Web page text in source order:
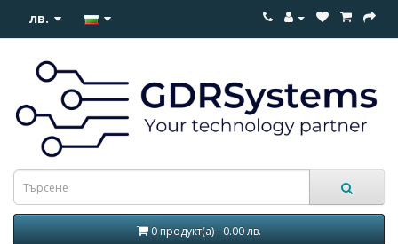
лв.
0 продукт(а) - 0.00 лв.